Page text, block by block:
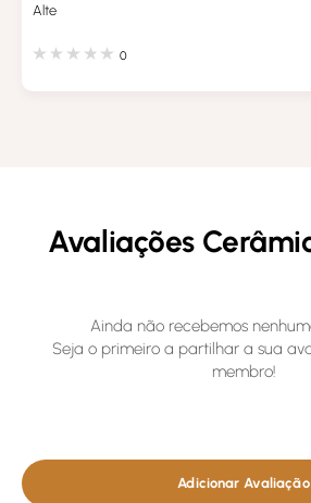
Alte
0
Avaliações
Ainda não recebemos
Seja o primeiro a partilhar a sua
membro!
Adicionar Avaliação